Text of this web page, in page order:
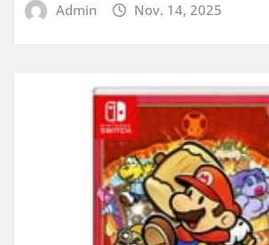
Admin Nov. 14, 2025